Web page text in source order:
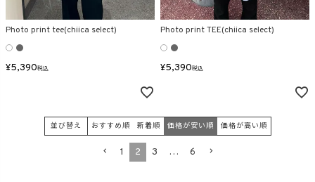
Photo print tee(chiica select)
¥5,390税込
Photo print TEE(chiica select)
¥5,390税込
並び替え おすすめ順 新着順 価格が安い順 価格が高い順
1 2 3 … 6